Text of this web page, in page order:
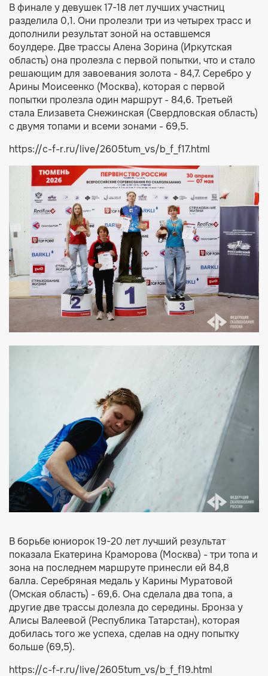
В финале у девушек 17-18 лет лучших участниц
разделила 0,1. Они пролезли три из четырех трасс и
дополнили результат зоной на оставшемся
боулдере. Две трассы Алена Зорина (Иркутская
область) она пролезла с первой попытки, что и стало
решающим для завоевания золота - 84,7. Серебро у
Арины Моисеенко (Москва), которая с первой
попытки пролезла один маршрут - 84,6. Третьей
стала Елизавета Снежинская (Свердловская область)
с двумя топами и всеми зонами - 69,5.
https://c-f-r.ru/live/2605tum_vs/b_f_f17.html
В борьбе юниорок 19-20 лет лучший результат
показала Екатерина Краморова (Москва) - три топа и
зона на последнем маршруте принесли ей 84,8
балла. Серебряная медаль у Карины Муратовой
(Омская область) - 69,6. Она сделала два топа, а
другие две трассы долезла до середины. Бронза у
Алисы Валеевой (Республика Татарстан), которая
добилась того же успеха, сделав на одну попытку
больше (69,5).
https://c-f-r.ru/live/2605tum_vs/b_f_f19.html